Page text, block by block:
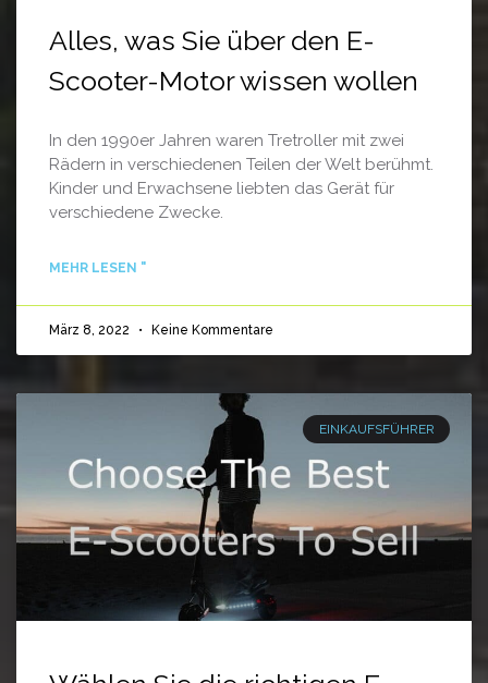
Alles, was Sie über den E-
Scooter-Motor wissen wollen
In den 1990er Jahren waren Tretroller mit zwei
Rädern in verschiedenen Teilen der Welt berühmt.
Kinder und Erwachsene liebten das Gerät für
verschiedene Zwecke.
MEHR LESEN "
März 8, 2022 Keine Kommentare
EINKAUFSFÜHRER